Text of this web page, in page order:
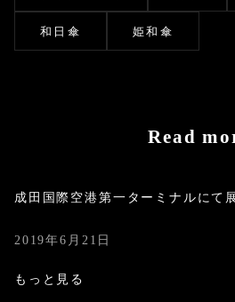
和日傘 姫和傘
Read
成田国際空港第一ターミナルにて
2019年6月21日
もっと見る